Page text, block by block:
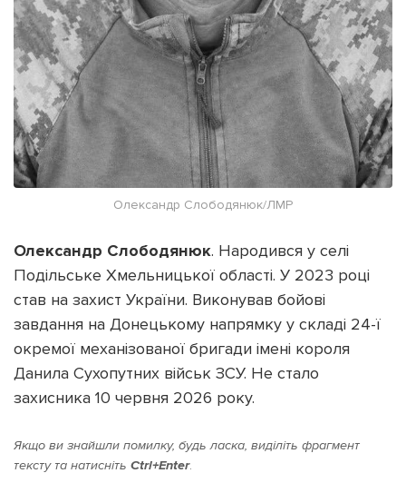
Олександр Слободянюк/ЛМР
Олександр Слободянюк. Народився у селі
Подільське Хмельницької області. У 2023 році
став на захист України. Виконував бойові
завдання на Донецькому напрямку у складі 24-ї
окремої механізованої бригади імені короля
Данила Сухопутних військ ЗСУ. Не стало
захисника 10 червня 2026 року.
Якщо ви знайшли помилку, будь ласка, виділіть фрагмент
тексту та натисніть Ctrl+Enter.